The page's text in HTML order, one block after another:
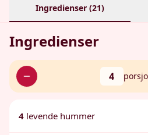
Ingredienser (21)
Ingredienser
4
4 levende hummer